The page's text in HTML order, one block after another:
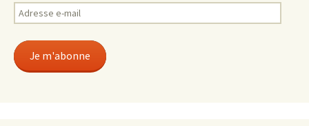
Adresse
e-
Je m'abonne